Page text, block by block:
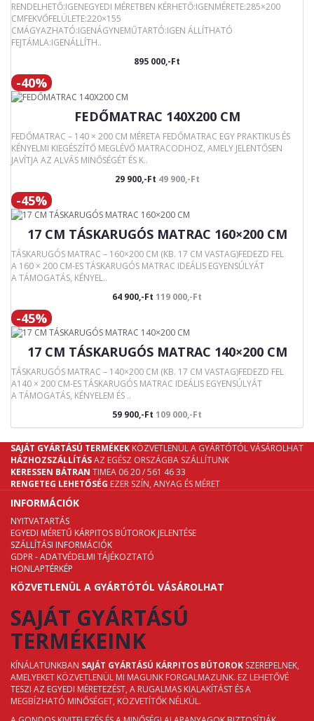
RENDELHETŐ:IGENEGYEDI MÉRETBEN KÉRHETŐ:IGENMÉRETE:285×200
CMFEKVŐFELÜLETE:220×155
CMÁGYAZHATÓ:IGENÁGYNEMŰTARTÓ:IGEN ÁLLÍTHATÓ
FEJTÁMLA:IGENÁLLÍTH..
895 000,-Ft
-40%
FEDŐMATRAC 140X200 CM
FEDŐMATRAC – 140 × 200 CM MÉRETA FEDŐMATRAC EGY PRAKTIKUS ÉS
KÉNYELMI KIEGÉSZÍTŐ MEGLÉVŐ MATRACODHOZ, AMELY JELENTŐSEN
JAVÍTJA AZ ALVÁS MINŐSÉGÉT ÉS K..
29 900,-Ft 49 900,-Ft
-45%
17 CM TÁSKARUGÓS MATRAC 160×200 CM
TÁSKARUGÓS MATRAC – 160×200 CM (KB. 17 CM VASTAG)FEDEZD FEL
A 160 × 200 CM-ES TÁSKARUGÓS MATRAC IDEÁLIS EGYENSÚLYÁT
A TÁMOGATÁS, KÉNYEL..
64 900,-Ft 119 000,-Ft
-45%
17 CM TÁSKARUGÓS MATRAC 140×200 CM
TÁSKARUGÓS MATRAC – 140×200 CM (KB. 17 CM VASTAG)FEDEZD FEL
A140 × 200 CM-ES TÁSKARUGÓS MATRAC IDEÁLIS EGYENSÚLYÁT
A TÁMOGATÁS, KÉNYELEM ÉS ..
59 900,-Ft 109 000,-Ft
SAJÁT GYÁRTÁSÚ TERMÉKEK KÖZVETLENÜL A GYÁRTÓTÓL VÁSÁROLHAT
HÁZHOZSZÁLLÍTÁSAZ EGÉSZ ORSZÁGBA SZÁLLÍTUNK
KERESSEN BÁTRAN TIMEA 06 20 / 561 46 33
RENGETEG LEHETŐSÉG EZER SZÍN, ANYAG ÉS MÉRET
INFORMÁCIÓK
NYITVATARTÁS
EGYEDI MÉRETŰ KÁRPITOS BÚTOROK JELENTÉSE
SZÁLLÍTÁSI INFORMÁCIÓK
GDPR - ADATVÉDELMI TÁJÉKOZTATÓ
HONLAPTÉRKÉP
KÖZVETLENÜL A GYÁRTÓTÓL VÁSÁROLHAT
SAJÁT GYÁRTÁSÚ
TERMÉKEINK
KÍNÁLATUNKBAN SAJÁT GYÁRTÁSÚ KÁRPITOS BÚTOROK SZEREPELNEK,
AMELYEKET KÖZVETLENÜL MI MAGUNK FORGALMAZUNK. EZ LEHETŐVÉ
TESZI AZ EGYEDI MÉRETEZÉST, A RUGALMAS KIALAKÍTÁST ÉS A
MEGBÍZHATÓ MINŐSÉGET, KÖZVETÍTŐK NÉLKÜL.